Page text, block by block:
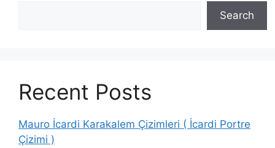
Search
Recent Posts
Mauro İcardi Karakalem Çizimleri ( İcardi Portre
Çizimi )